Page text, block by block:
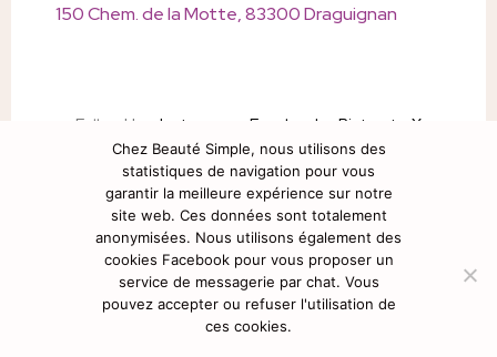
150 Chem. de la Motte, 83300 Draguignan
Follow Us Instagram Facebook Pintrest X
Snapchat
Chez Beauté Simple, nous utilisons des
statistiques de navigation pour vous
garantir la meilleure expérience sur notre
site web. Ces données sont totalement
anonymisées. Nous utilisons également des
cookies Facebook pour vous proposer un
service de messagerie par chat. Vous
pouvez accepter ou refuser l'utilisation de
ces cookies.